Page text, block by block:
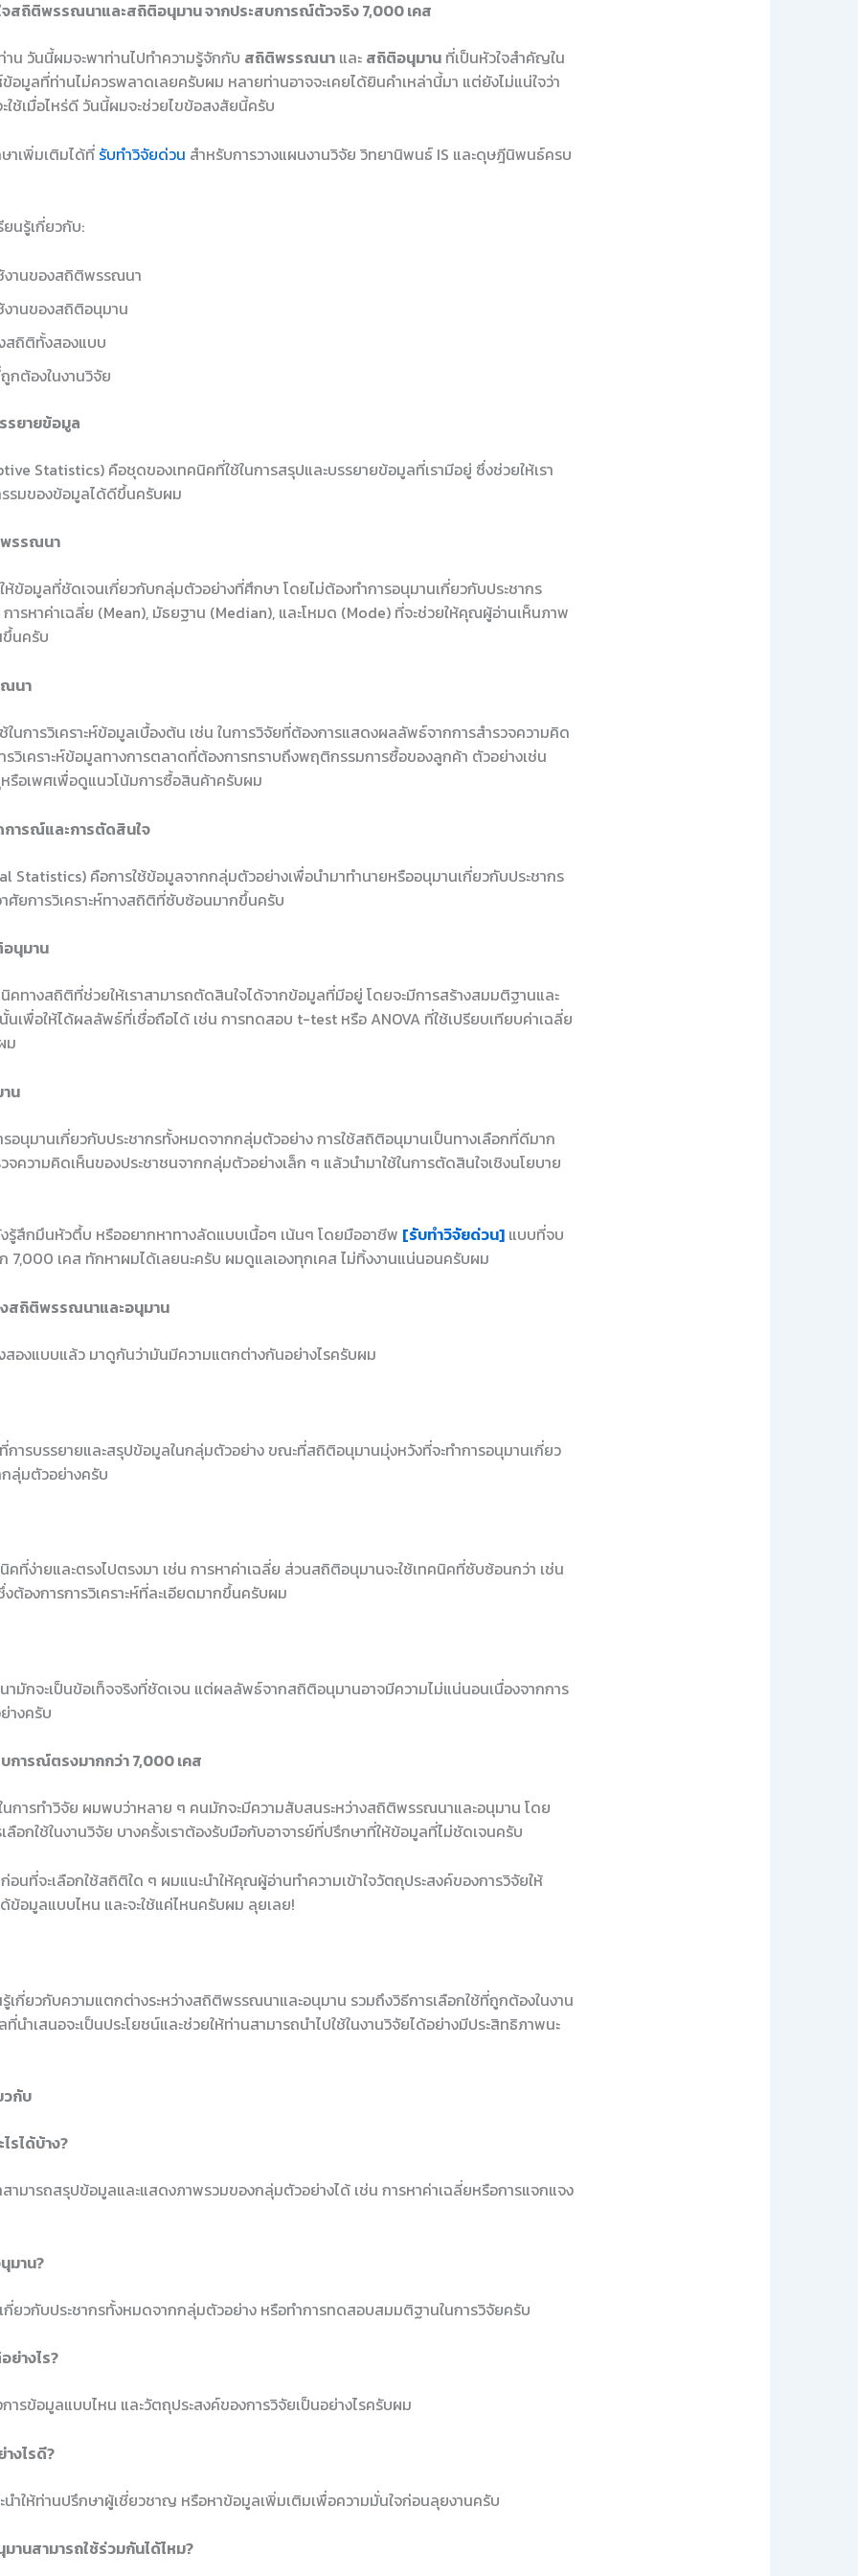
จสถิติพรรณนาและสถิติอนุมาน จากประสบการณ์ตัวจริง 7,000 เคส
วันนี้ผมจะพาท่านไปทำความรู้จักกับ สถิติพรรณนา และ สถิติอนุมาน ที่เป็นหัวใจสำคัญใน
ข้อมูลที่ท่านไม่ควรพลาดเลยครับผม หลายท่านอาจจะเคยได้ยินคำเหล่านี้มา แต่ยังไม่แน่ใจว่า
ใช้เมื่อไหร่ดี วันนี้ผมจะช่วยไขข้อสงสัยนี้ครับ
าเพิ่มเติมได้ที่ รับทำวิจัยด่วน สำหรับการวางแผนงานวิจัย วิทยานิพนธ์ IS และดุษฎีนิพนธ์ครบ
ยนรู้เกี่ยวกับ:
งานของสถิติพรรณนา
งานของสถิติอนุมาน
สถิติทั้งสองแบบ
กต้องในงานวิจัย
รยายข้อมูล
Statistics) คือชุดของเทคนิคที่ใช้ในการสรุปและบรรยายข้อมูลที่เรามีอยู่ ซึ่งช่วยให้เรา
รมของข้อมูลได้ดีขึ้นครับผม
พรรณนา
ข้อมูลที่ชัดเจนเกี่ยวกับกลุ่มตัวอย่างที่ศึกษา โดยไม่ต้องทำการอนุมานเกี่ยวกับประชากร
ารหาค่าเฉลี่ย (Mean), มัธยฐาน (Median), และโหมด (Mode) ที่จะช่วยให้คุณผู้อ่านเห็นภาพ
นครับ
ณนา
นการวิเคราะห์ข้อมูลเบื้องต้น เช่น ในการวิจัยที่ต้องการแสดงผลลัพธ์จากการสำรวจความคิด
รวิเคราะห์ข้อมูลทางการตลาดที่ต้องการทราบถึงพฤติกรรมการซื้อของลูกค้า ตัวอย่างเช่น
อเพศเพื่อดูแนวโน้มการซื้อสินค้าครับผม
การณ์และการตัดสินใจ
คือการใช้ข้อมูลจากกลุ่มตัวอย่างเพื่อนำมาทำนายหรืออนุมานเกี่ยวกับประชากร
ศัยการวิเคราะห์ทางสถิติที่ซับซ้อนมากขึ้นครับ
อนุมาน
คทางสถิติที่ช่วยให้เราสามารถตัดสินใจได้จากข้อมูลที่มีอยู่ โดยจะมีการสร้างสมมติฐานและ
เพื่อให้ได้ผลลัพธ์ที่เชื่อถือได้ เช่น การทดสอบ t-test หรือ ANOVA ที่ใช้เปรียบเทียบค่าเฉลี่ย
ม
น
รอนุมานเกี่ยวกับประชากรทั้งหมดจากกลุ่มตัวอย่าง การใช้สถิติอนุมานเป็นทางเลือกที่ดีมาก
วจความคิดเห็นของประชาชนจากกลุ่มตัวอย่างเล็ก ๆ แล้วนำมาใช้ในการตัดสินใจเชิงนโยบาย
รู้สึกมึนหัวตึ้บ หรืออยากหาทางลัดแบบเนื้อๆ เน้นๆ โดยมืออาชีพ [รับทำวิจัยด่วน] แบบที่จบ
7,000 เคส ทักหาผมได้เลยนะครับ ผมดูแลเองทุกเคส ไม่ทิ้งงานแน่นอนครับผม
งสถิติพรรณนาและอนุมาน
สองแบบแล้ว มาดูกันว่ามันมีความแตกต่างกันอย่างไรครับผม
ารบรรยายและสรุปข้อมูลในกลุ่มตัวอย่าง ขณะที่สถิติอนุมานมุ่งหวังที่จะทำการอนุมานเกี่ยว
ลุ่มตัวอย่างครับ
ที่ง่ายและตรงไปตรงมา เช่น การหาค่าเฉลี่ย ส่วนสถิติอนุมานจะใช้เทคนิคที่ซับซ้อนกว่า เช่น
องการการวิเคราะห์ที่ละเอียดมากขึ้นครับผม
กจะเป็นข้อเท็จจริงที่ชัดเจน แต่ผลลัพธ์จากสถิติอนุมานอาจมีความไม่แน่นอนเนื่องจากการ
างครับ
การณ์ตรงมากกว่า 7,000 เคส
การทำวิจัย ผมพบว่าหลาย ๆ คนมักจะมีความสับสนระหว่างสถิติพรรณนาและอนุมาน โดย
ลือกใช้ในงานวิจัย บางครั้งเราต้องรับมือกับอาจารย์ที่ปรึกษาที่ให้ข้อมูลที่ไม่ชัดเจนครับ
นที่จะเลือกใช้สถิติใด ๆ ผมแนะนำให้คุณผู้อ่านทำความเข้าใจวัตถุประสงค์ของการวิจัยให้
ข้อมูลแบบไหน และจะใช้แค่ไหนครับผม ลุยเลย!
รู้เกี่ยวกับความแตกต่างระหว่างสถิติพรรณนาและอนุมาน รวมถึงวิธีการเลือกใช้ที่ถูกต้องในงาน
นำเสนอจะเป็นประโยชน์และช่วยให้ท่านสามารถนำไปใช้ในงานวิจัยได้อย่างมีประสิทธิภาพนะ
กับ
รได้บ้าง?
ามารถสรุปข้อมูลและแสดงภาพรวมของกลุ่มตัวอย่างได้ เช่น การหาค่าเฉลี่ยหรือการแจกแจง
มาน?
กี่ยวกับประชากรทั้งหมดจากกลุ่มตัวอย่าง หรือทำการทดสอบสมมติฐานในการวิจัยครับ
ย่างไร?
ารข้อมูลแบบไหน และวัตถุประสงค์ของการวิจัยเป็นอย่างไรครับผม
งไรดี?
ำให้ท่านปรึกษาผู้เชี่ยวชาญ หรือหาข้อมูลเพิ่มเติมเพื่อความมั่นใจก่อนลุยงานครับ
นสามารถใช้ร่วมกันได้ไหม?